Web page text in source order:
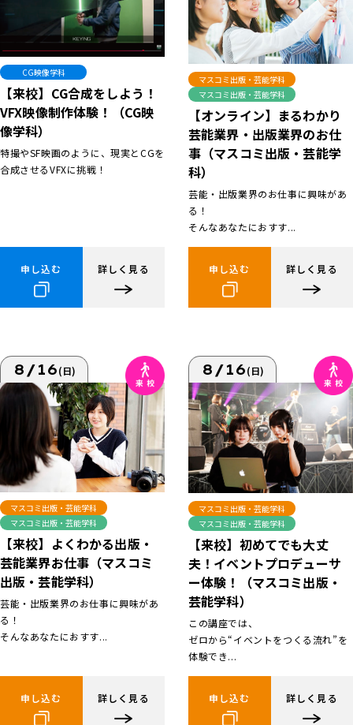
CG映像学科
【来校】CG合成をしよう！
VFX映像制作体験！（CG映
像学科）
特撮やSF映画のように、現実とCGを
合成させるVFXに挑戦！
申し込む 詳しく見る
マスコミ出版・芸能学科
マスコミ出版・芸能学科
【オンライン】まるわかり
芸能業界・出版業界のお仕
事（マスコミ出版・芸能学
科）
芸能・出版業界のお仕事に興味があ
る！
そんなあなたにおすす...
申し込む 詳しく見る
8/16(日)
マスコミ出版・芸能学科
マスコミ出版・芸能学科
【来校】よくわかる出版・
芸能業界お仕事（マスコミ
出版・芸能学科）
芸能・出版業界のお仕事に興味があ
る！
そんなあなたにおすす...
申し込む 詳しく見る
8/16(日)
マスコミ出版・芸能学科
マスコミ出版・芸能学科
【来校】初めてでも大丈
夫！イベントプロデューサ
ー体験！（マスコミ出版・
芸能学科）
この講座では、
ゼロから“イベントをつくる流れ”を
体験でき...
申し込む 詳しく見る